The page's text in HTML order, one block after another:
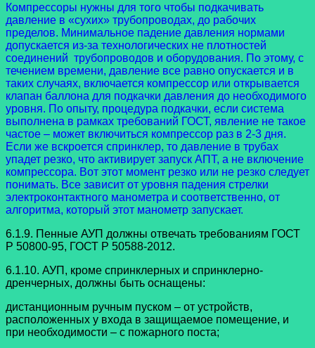
Компрессоры нужны для того чтобы подкачивать
давление в «сухих» трубопроводах, до рабочих
пределов. Минимальное падение давления нормами
допускается из-за технологических не плотностей
соединений трубопроводов и оборудования. По этому, с
течением времени, давление все равно опускается и в
таких случаях, включается компрессор или открывается
клапан баллона для подкачки давления до необходимого
уровня. По опыту, процедура подкачки, если система
выполнена в рамках требований ГОСТ, явление не такое
частое – может включиться компрессор раз в 2-3 дня.
Если же вскроется спринклер, то давление в трубах
упадет резко, что активирует запуск АПТ, а не включение
компрессора. Вот этот момент резко или не резко следует
понимать. Все зависит от уровня падения стрелки
электроконтактного манометра и соответственно, от
алгоритма, который этот манометр запускает.
6.1.9. Пенные АУП должны отвечать требованиям ГОСТ
Р 50800-95, ГОСТ Р 50588-2012.
6.1.10. АУП, кроме спринклерных и спринклерно-
дренчерных, должны быть оснащены:
дистанционным ручным пуском – от устройств,
расположенных у входа в защищаемое помещение, и
при необходимости – с пожарного поста;